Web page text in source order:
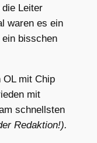
Leiter
waren es ein
bisschen
OL mit Chip
mit
schnellsten
Redaktion!).